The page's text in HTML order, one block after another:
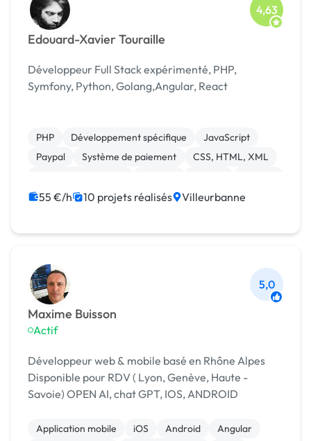
Edouard-Xavier Touraille
4,63
Développeur Full Stack expérimenté, PHP,
Symfony, Python, Golang,Angular, React
PHP Développement spécifique
JavaScript
Paypal
Système de paiement
CSS, HTML, XML
55 €/h 10 projets réalisés Villeurbanne
Maxime Buisson
Actif
5,0
Développeur web & mobile basé en Rhône Alpes
Disponible pour RDV ( Lyon, Genève, Haute -
Savoie) OPEN AI, chat GPT, IOS, ANDROID
Application mobile iOS Android
Angular